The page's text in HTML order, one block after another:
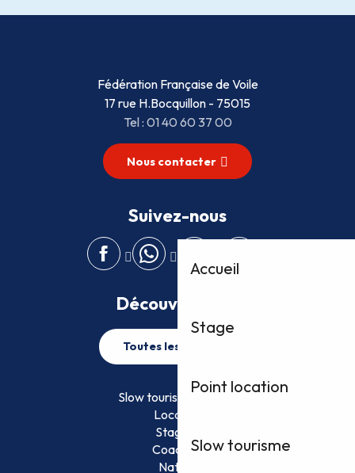
Accueil
Stage
Point location
Slow tourisme
Fédération Française de Voile
17 rue H.Bocquillon - 75015
Tel : 01 40 60 37 00
Nous contacter
Suivez-nous
Découvrez plus
Toutes les activités
Slow tourisme FFVoile
Location
Stage
Coaching
Nature